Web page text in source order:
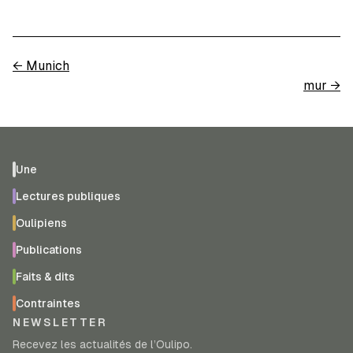
← Munich
mur →
Une
Lectures publiques
Oulipiens
Publications
Faits & dits
Contraintes
NEWSLETTER
Recevez les actualités de l’Oulipo.